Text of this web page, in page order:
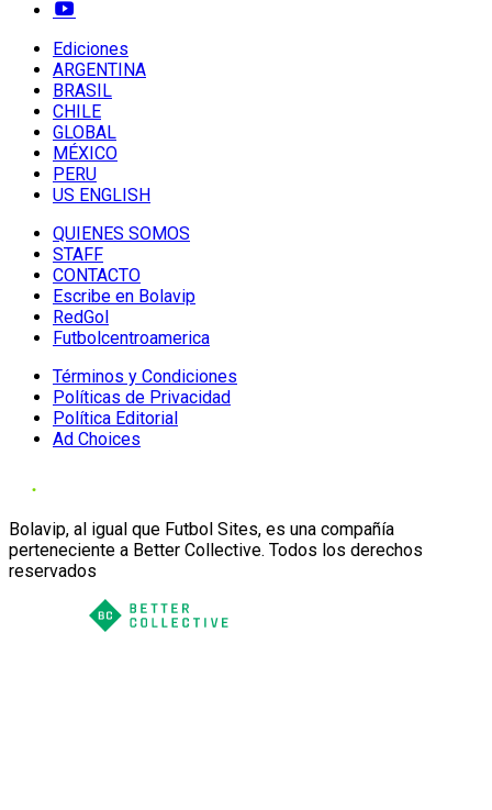
Ediciones
ARGENTINA
BRASIL
CHILE
GLOBAL
MÉXICO
PERU
US ENGLISH
QUIENES SOMOS
STAFF
CONTACTO
Escribe en Bolavip
RedGol
Futbolcentroamerica
Términos y Condiciones
Políticas de Privacidad
Política Editorial
Ad Choices
Bolavip, al igual que Futbol Sites, es una compañía
perteneciente a Better Collective. Todos los derechos
reservados